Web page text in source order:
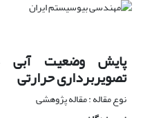
پایش وضعیت آبی
تصویربرداری حرارتی
نوع مقاله : مقاله پژوهشی